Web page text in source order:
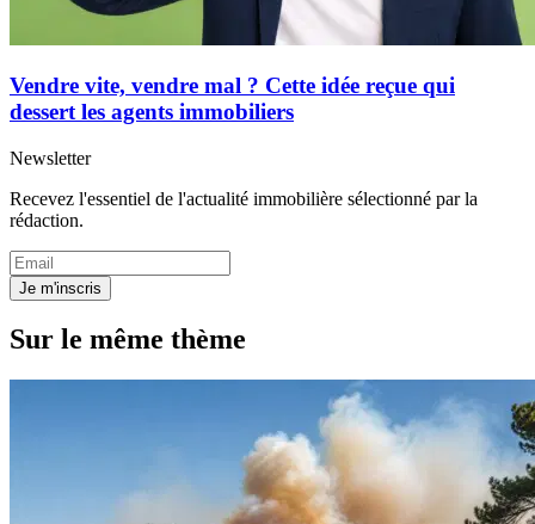
Vendre vite, vendre mal ? Cette idée reçue qui
dessert les agents immobiliers
Newsletter
Recevez l'essentiel de l'actualité immobilière sélectionné par la
rédaction.
Je m'inscris
Sur le même thème